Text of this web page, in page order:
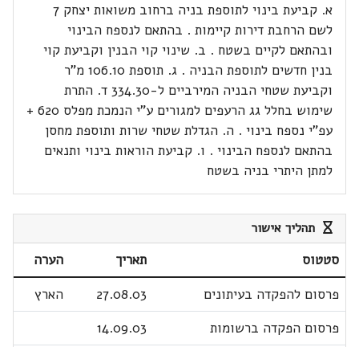
א. קביעת בינוי לתוספת בניה ברחוב משואות יצחק 7
לשם הרחבת דירות קיימות . בהתאם לנספח הבינוי
ובהתאם לקיים בשטח . ב. שינוי קוי הבנין וקביעת קוי
בנין חדשים לתוספת הבניה . ג. תוספת 106.10 מ"ר
וקביעת שטחי הבניה המירביים ל-334.30 ד. התרת
שימוש בחלל גג הרעפים למגורים ע"י הנמכת מפלס 620 +
עפ"י נספח בינוי . ה. הגדלת שטחי שרות ותוספת מחסן
בהתאם לנספח הבינוי . ו. קביעת הוראות בינוי ותנאים
למתן היתרי בניה בשטח
תהליך אישור
סטטוס תאריך
הערה
פרסום להפקדה בעיתונים
27.08.03
הארץ
פרסום הפקדה ברשומות
14.09.03